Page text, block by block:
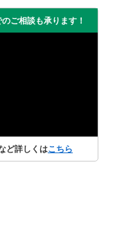
ご相談も承ります！
ど詳しくはこちら